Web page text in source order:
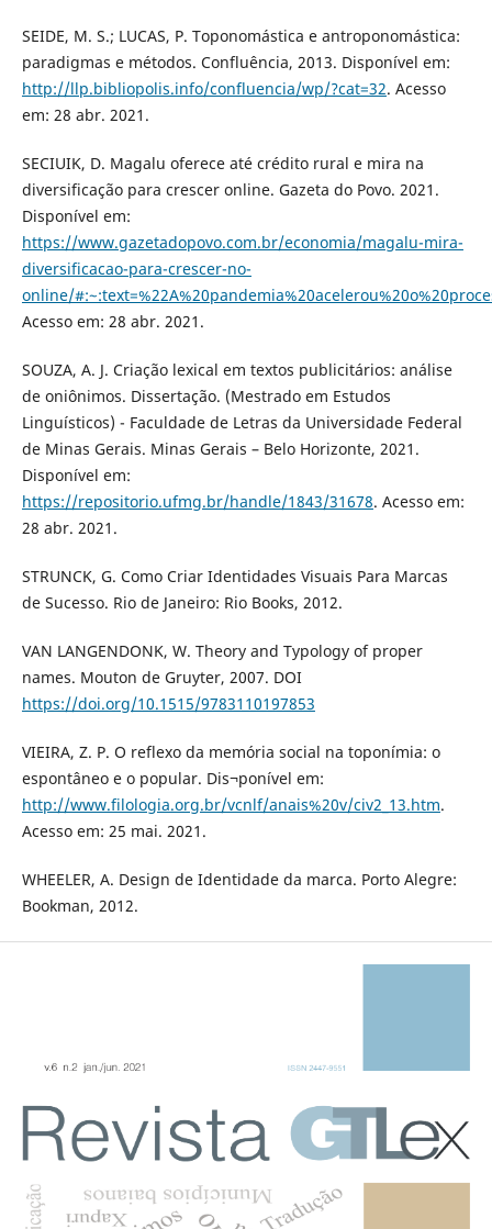
SEIDE, M. S.; LUCAS, P. Toponomástica e antroponomástica:
paradigmas e métodos. Confluência, 2013. Disponível em:
http://llp.bibliopolis.info/confluencia/wp/?cat=32. Acesso
em: 28 abr. 2021.
SECIUIK, D. Magalu oferece até crédito rural e mira na
diversificação para crescer online. Gazeta do Povo. 2021.
Disponível em:
https://www.gazetadopovo.com.br/economia/magalu-mira-
diversificacao-para-crescer-no-
online/
Acesso em: 28 abr. 2021.
SOUZA, A. J. Criação lexical em textos publicitários: análise
de oniônimos. Dissertação. (Mestrado em Estudos
Linguísticos) - Faculdade de Letras da Universidade Federal
de Minas Gerais. Minas Gerais – Belo Horizonte, 2021.
Disponível em:
https://repositorio.ufmg.br/handle/1843/31678. Acesso em:
28 abr. 2021.
STRUNCK, G. Como Criar Identidades Visuais Para Marcas
de Sucesso. Rio de Janeiro: Rio Books, 2012.
VAN LANGENDONK, W. Theory and Typology of proper
names. Mouton de Gruyter, 2007. DOI
https://doi.org/10.1515/9783110197853
VIEIRA, Z. P. O reflexo da memória social na toponímia: o
espontâneo e o popular. Dis¬ponível em:
http://www.filologia.org.br/vcnlf/anais%20v/civ2_13.htm.
Acesso em: 25 mai. 2021.
WHEELER, A. Design de Identidade da marca. Porto Alegre:
Bookman, 2012.